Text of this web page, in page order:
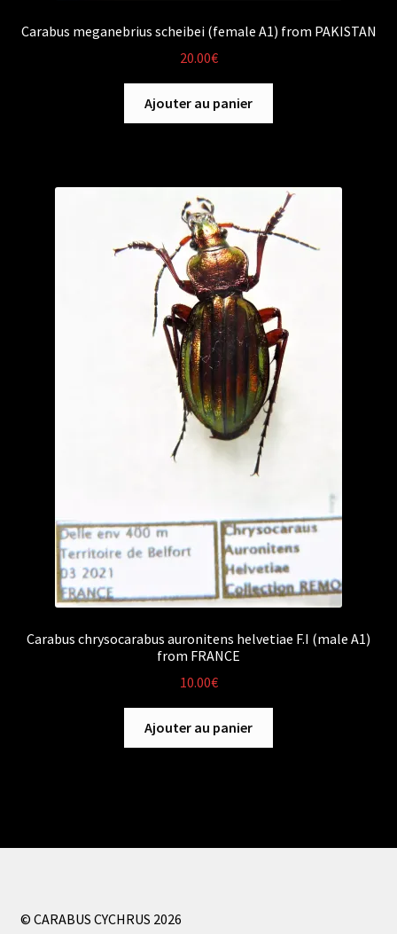
Carabus meganebrius scheibei (female A1) from PAKISTAN
20.00€
Ajouter au panier
Carabus chrysocarabus auronitens helvetiae F.I (male A1)
from FRANCE
10.00€
Ajouter au panier
© CARABUS CYCHRUS 2026